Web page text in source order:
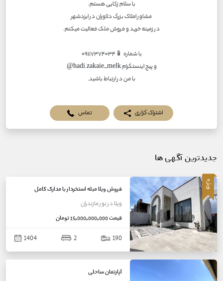
با من در ارتباط باشید.
اشتراک گزاری تماس
جدیدترین آگهی ها
ویژه
فروش ویلا مبله استخردار با مدارک کامل
ویلادرنورمازندران
قیمت15,000,000,000 تومان
190
2
1404
آپارتمان ساحلی